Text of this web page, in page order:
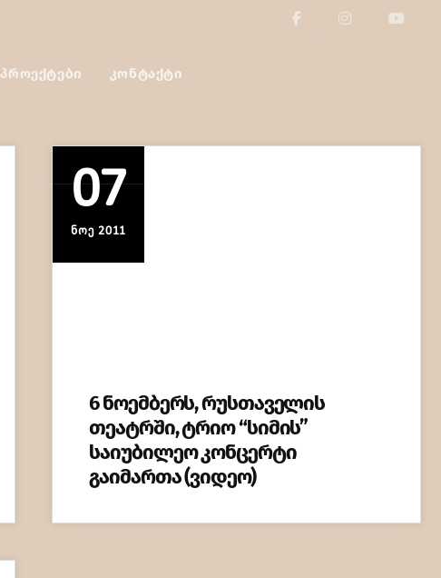
ᲞᲠᲝᲔᲥᲢᲔᲑᲘ ᲙᲝᲜᲢᲐᲥᲢᲘ
07
ᲜᲝᲔ 2011
6 ნოემბერს, რუსთაველის
თეატრში, ტრიო “სიმის”
საიუბილეო კონცერტი
გაიმართა (ვიდეო)